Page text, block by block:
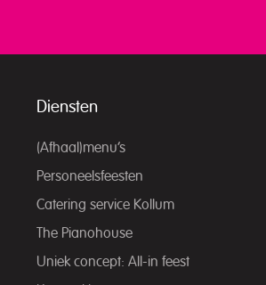
Diensten
(Afhaal)menu’s
Personeelsfeesten
Catering service Kollum
The Pianohouse
Uniek concept: All-in feest